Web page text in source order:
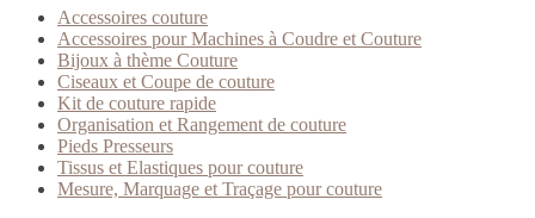
Accessoires couture
Accessoires pour Machines à Coudre et Couture
Bijoux à thème Couture
Ciseaux et Coupe de couture
Kit de couture rapide
Organisation et Rangement de couture
Pieds Presseurs
Tissus et Elastiques pour couture
Mesure, Marquage et Traçage pour couture